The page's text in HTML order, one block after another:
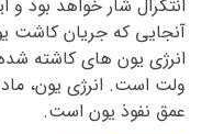
انتگرال شار خواهد بود و
آنجایی که جریان کاشت
ولت است. انرژی یون،
عمق نفوذ یون است.